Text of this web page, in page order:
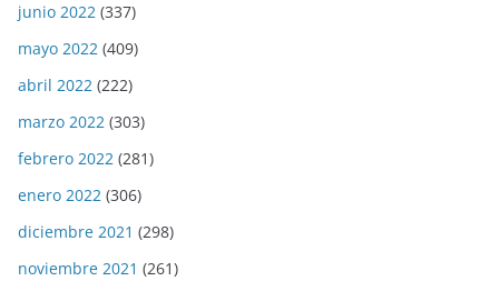
junio 2022 (337)
mayo 2022 (409)
abril 2022 (222)
marzo 2022 (303)
febrero 2022 (281)
enero 2022 (306)
diciembre 2021 (298)
noviembre 2021 (261)